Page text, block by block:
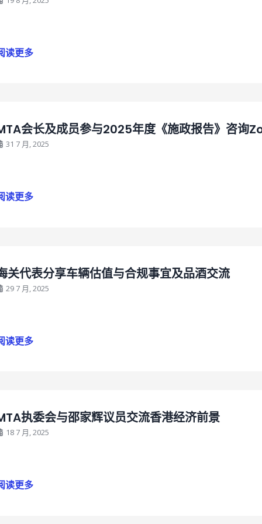
读更多
会长及成员参与2025年度《施政报告》咨询
31 7 月, 2025
读更多
关代表分享车辆估值与合规事宜及品酒交流
29 7 月, 2025
读更多
执委会与邵家辉议员交流香港经济前景
18 7 月, 2025
读更多